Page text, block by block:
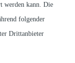
werden kann. Die
folgender
Drittanbieter